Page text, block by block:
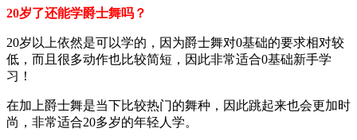
20岁了还能学爵士舞吗？
20岁以上依然是可以学的，因为爵士舞对0基础的要求相对较
低，而且很多动作也比较简短，因此非常适合0基础新手学
习！
在加上爵士舞是当下比较热门的舞种，因此跳起来也会更加时
尚，非常适合20多岁的年轻人学。